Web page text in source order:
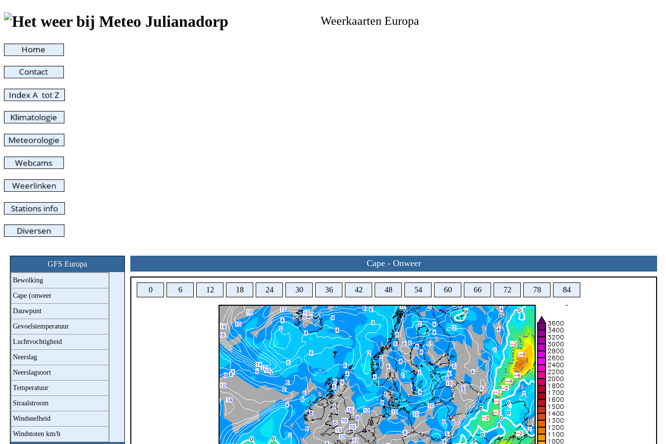
Weerkaarten Europa
GFS Europa
Bewolking
Cape (onweer
Dauwpunt
Gevoelstemperatuur
Luchtvochtigheid
Neerslag
Neerslagsoort
Temperatuur
Straalstroom
Windsnelheid
Windstoten km/h
Cape - Onweer
0 6 12 18 24 30 36 42 48 54 60 66 72 78 84